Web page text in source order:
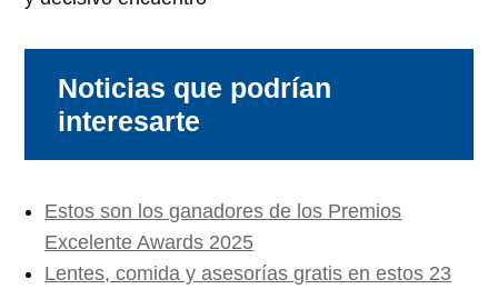
Noticias que podrían
interesarte
Estos son los ganadores de los Premios
Excelente Awards 2025
Lentes, comida y asesorías gratis en estos 23